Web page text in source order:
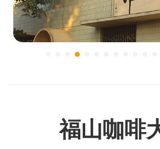
福山咖啡